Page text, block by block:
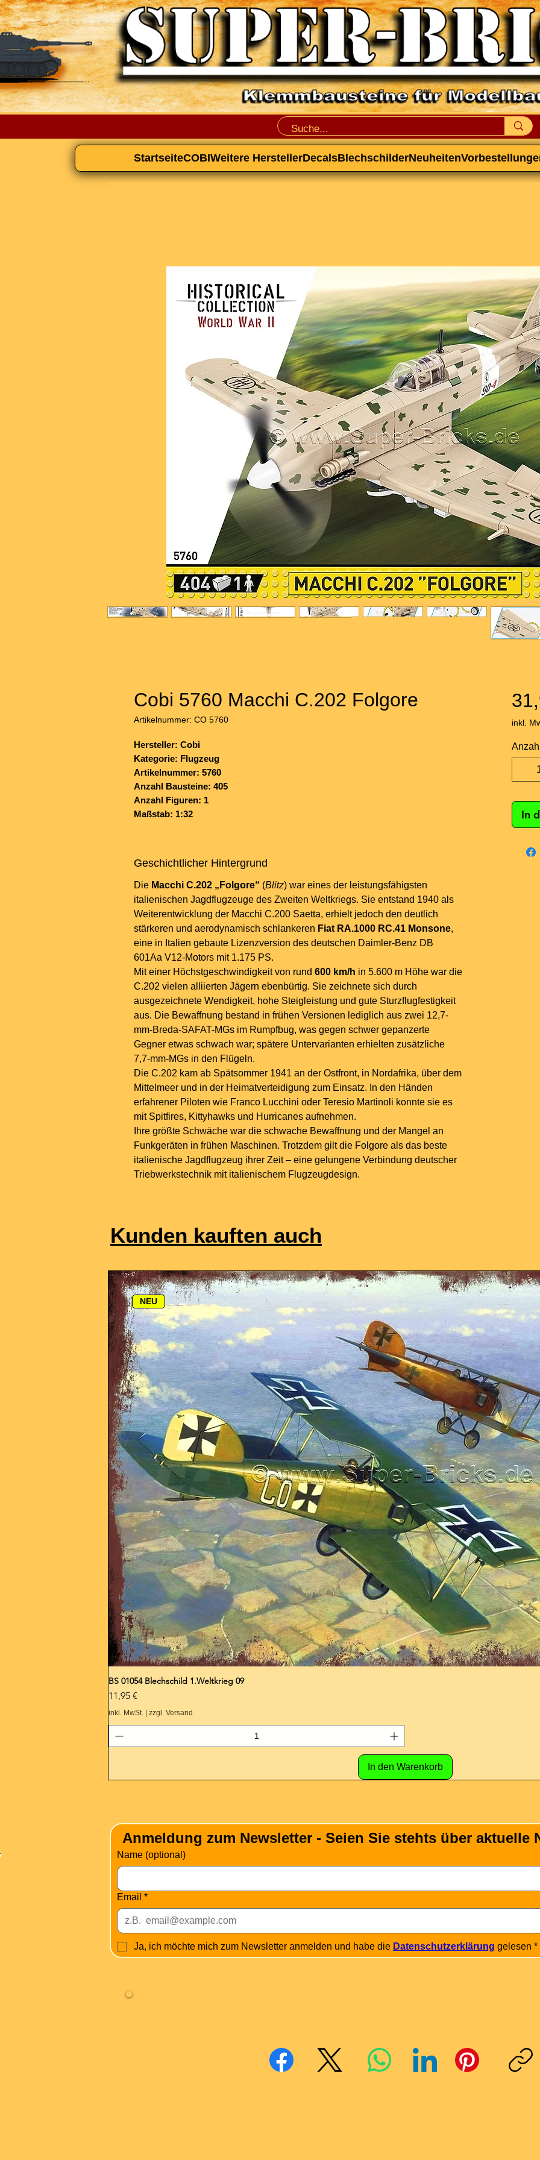
StartseiteCOBIWeitere HerstellerDecalsBlechschilderNeuheiten
Cobi 5760 Macchi C.202 Folgore
Artikelnummer: CO 5760
Hersteller: Cobi
Kategorie: Flugzeug
Artikelnummer: 5760
Anzahl Bausteine: 405
Anzahl Figuren: 1
Maßstab: 1:32
Geschichtlicher Hintergrund
Die Macchi C.202 „Folgore“ (Blitz) war eines der leistungsfähigsten
italienischen Jagdflugzeuge des Zweiten Weltkriegs. Sie entstand 1940 als
Weiterentwicklung der Macchi C.200 Saetta, erhielt jedoch den deutlich
stärkeren und aerodynamisch schlankeren Fiat RA.1000 RC.41 Monsone,
eine in Italien gebaute Lizenzversion des deutschen Daimler-Benz DB
601Aa V12-Motors mit 1.175 PS.
Mit einer Höchstgeschwindigkeit von rund 600 km/h in 5.600 m Höhe war die
C.202 vielen alliierten Jägern ebenbürtig. Sie zeichnete sich durch
ausgezeichnete Wendigkeit, hohe Steigleistung und gute Sturzflugfestigkeit
aus. Die Bewaffnung bestand in frühen Versionen lediglich aus zwei 12,7-
mm-Breda-SAFAT-MGs im Rumpfbug, was gegen schwer gepanzerte
Gegner etwas schwach war; spätere Untervarianten erhielten zusätzliche
7,7-mm-MGs in den Flügeln.
Die C.202 kam ab Spätsommer 1941 an der Ostfront, in Nordafrika, über dem
Mittelmeer und in der Heimatverteidigung zum Einsatz. In den Händen
erfahrener Piloten wie Franco Lucchini oder Teresio Martinoli konnte sie es
mit Spitfires, Kittyhawks und Hurricanes aufnehmen.
Ihre größte Schwäche war die schwache Bewaffnung und der Mangel an
Funkgeräten in frühen Maschinen. Trotzdem gilt die Folgore als das beste
italienische Jagdflugzeug ihrer Zeit – eine gelungene Verbindung deutscher
Triebwerkstechnik mit italienischem Flugzeugdesign.
inkl.
In
Kunden kauften auch
NEU
BS 01054 Blechschild 1.Weltkrieg 09
Preis
11,95 €
inkl. MwSt. zzgl. Versand
In den Warenkorb
Anmeldung zum Newsletter - Seien Sie stehts über aktuelle
Name (optional)
Email *
Ja, ich möchte mich zum Newsletter anmelden und habe die Datenschutzerklärung gelesen *